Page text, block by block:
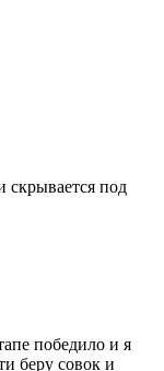
скрывается под
победило и я
беру совок и